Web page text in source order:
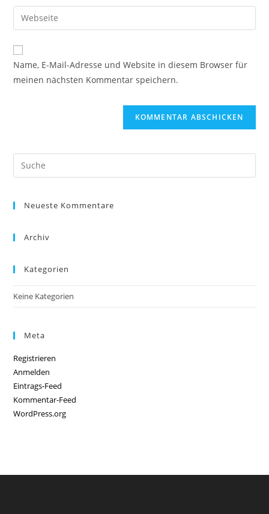
zum
Kommentieren
ein
E-
Mail-
zum
Kommentieren
ein
Gib
deine
Website-
URL
Name, E-Mail-Adresse und Website in diesem Browser für
meinen nächsten Kommentar speichern.
Neueste Kommentare
Archiv
Kategorien
Keine Kategorien
Meta
Registrieren
Anmelden
Eintrags-Feed
Kommentar-Feed
WordPress.org